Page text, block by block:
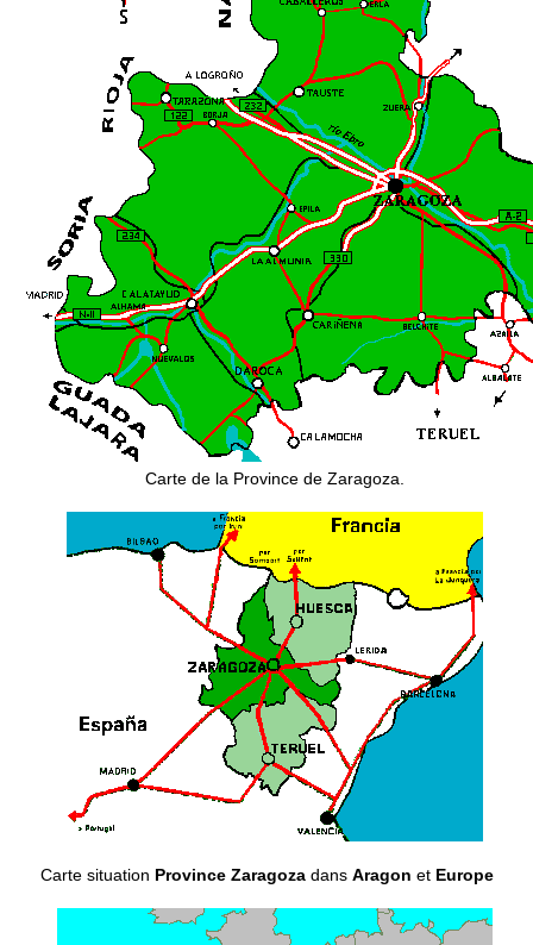
Carte de la Province de Zaragoza.
Carte situation Province Zaragozadans Aragon et Europe